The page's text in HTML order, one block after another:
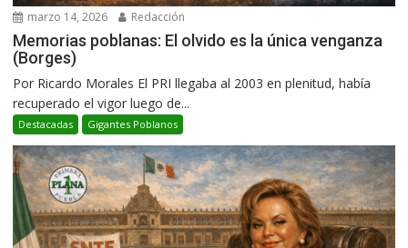
marzo 14, 2026 Redacción
Memorias poblanas: El olvido es la única venganza
(Borges)
Por Ricardo Morales El PRI llegaba al 2003 en plenitud, había
recuperado el vigor luego de...
Destacadas Gigantes Poblanos